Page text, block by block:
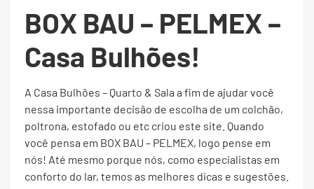
BOX BAU – PELMEX –
Casa Bulhões!
A Casa Bulhões – Quarto & Sala a fim de ajudar você
nessa importante decisão de escolha de um colchão,
poltrona, estofado ou etc criou este site. Quando
você pensa em BOX BAU – PELMEX, logo pense em
nós! Até mesmo porque nós, como especialistas em
conforto do lar, temos as melhores dicas e sugestões.